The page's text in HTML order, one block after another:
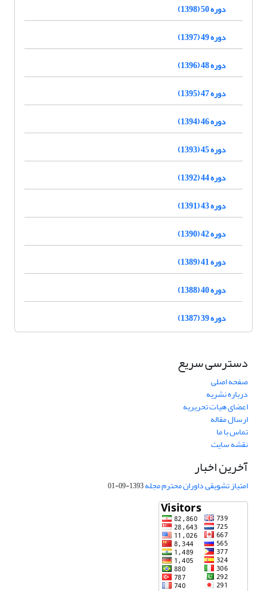
دوره 50 (1398)
دوره 49 (1397)
دوره 48 (1396)
دوره 47 (1395)
دوره 46 (1394)
دوره 45 (1393)
دوره 44 (1392)
دوره 43 (1391)
دوره 42 (1390)
دوره 41 (1389)
دوره 40 (1388)
دوره 39 (1387)
دسترسی سریع
صفحه اصلی
درباره نشریه
اعضای هیات تحریریه
ارسال مقاله
تماس با ما
نقشه سایت
آخرین اخبار
امتیاز تشویقی داوران محترم مجله1393-09-01